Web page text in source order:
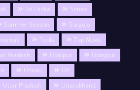
Sri Lanka
States
Summer Season
Surguja
Tools
Top News
Pradesh Udaipur
Udaypur
Unnao
UP
Uttar Pradesh
Uttarakhand